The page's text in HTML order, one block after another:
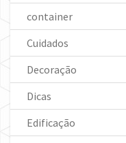
container
Cuidados
Decoração
Dicas
Edificação